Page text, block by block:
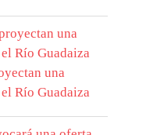
una
Río Guadaiza